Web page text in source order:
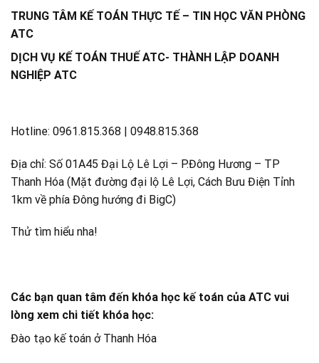
TRUNG TÂM KẾ TOÁN THỰC TẾ – TIN HỌC VĂN PHÒNG
ATC
DỊCH VỤ KẾ TOÁN THUẾ ATC- THÀNH LẬP DOANH
NGHIỆP ATC
Hotline: 0961.815.368 | 0948.815.368
Địa chỉ: Số 01A45 Đại Lộ Lê Lợi – P.Đông Hương – TP
Thanh Hóa (Mặt đường đại lộ Lê Lợi, Cách Bưu Điện Tỉnh
1km về phía Đông hướng đi BigC)
Thử tìm hiểu nha!
Các bạn quan tâm đến khóa học kế toán của ATC vui
lòng xem chi tiết khóa học:
Đào tạo kế toán ở Thanh Hóa